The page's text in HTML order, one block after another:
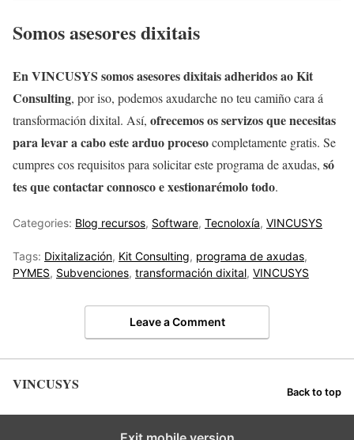
Somos asesores dixitais
En VINCUSYS somos asesores dixitais adheridos ao Kit
Consulting, por iso, podemos axudarche no teu camiño cara á
transformación dixital. Así, ofrecemos os servizos que necesitas
para levar a cabo este arduo procesocompletamente gratis. Se
cumpres cos requisitos para solicitar este programa de axudas, só
tes que contactar connosco e xestionarémolo todo.
Categories: Blog recursos, Software, Tecnoloxía, VINCUSYS
Tags: Dixitalización, Kit Consulting, programa de axudas,
PYMES, Subvenciones, transformación dixital, VINCUSYS
Leave a Comment
VINCUSYS Back to top